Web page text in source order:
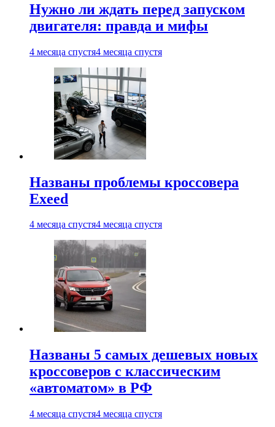
Нужно ли ждать перед запуском
двигателя: правда и мифы
4 месяца спустя4 месяца спустя
Названы проблемы кроссовера
Exeed
4 месяца спустя4 месяца спустя
Названы 5 самых дешевых новых
кроссоверов с классическим
«автоматом» в РФ
4 месяца спустя4 месяца спустя